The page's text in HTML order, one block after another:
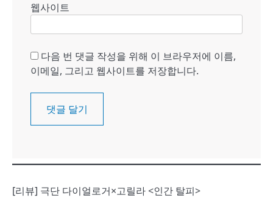
웹사이트
다음 번 댓글 작성을 위해 이 브라우저에 이름,
이메일, 그리고 웹사이트를 저장합니다.
[리뷰] 극단 다이얼로거×고릴라 <인간 탈피>